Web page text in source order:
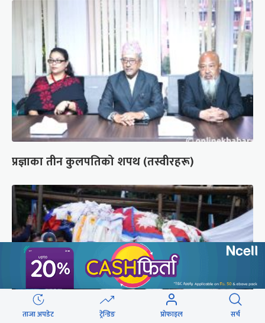
प्रज्ञाका तीन कुलपतिको शपथ (तस्वीरहरू)
ताजा अपडेट ट्रेन्डिङ प्रोफाइल सर्च